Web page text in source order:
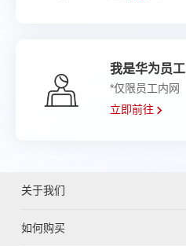
我是华为员工
*仅限员工内网
立即前往
关于我们
如何购买